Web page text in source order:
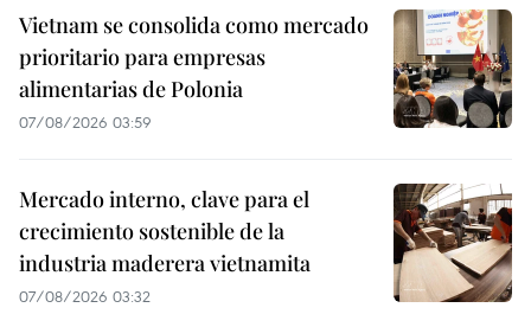
Vietnam se consolida como mercado
prioritario para empresas
alimentarias de Polonia
07/08/2026 03:59
Mercado interno, clave para el
crecimiento sostenible de la
industria maderera vietnamita
07/08/2026 03:32